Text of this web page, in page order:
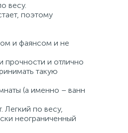
весу.
поэтому
и фаянсом и не
прочности и отлично
такую
(а именно – ванн
Легкий по весу,
неограниченный